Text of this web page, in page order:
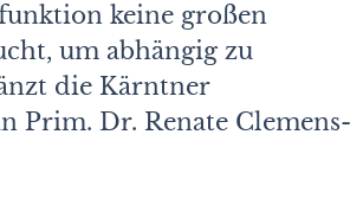
keine großen
um abhängig zu
die Kärntner
Prim. Dr. Renate Clemens-